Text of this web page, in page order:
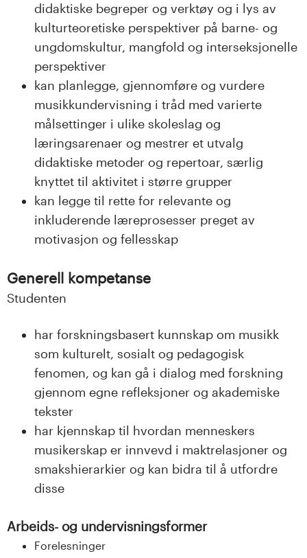
didaktiske begreper og verktøy og i lys av
kulturteoretiske perspektiver på barne- og
ungdomskultur, mangfold og interseksjonelle
perspektiver
kan planlegge, gjennomføre og vurdere
musikkundervisning i tråd med varierte
målsettinger i ulike skoleslag og
læringsarenaer og mestrer et utvalg
didaktiske metoder og repertoar, særlig
knyttet til aktivitet i større grupper
kan legge til rette for relevante og
inkluderende læreprosesser preget av
motivasjon og fellesskap
Generell kompetanse
Studenten
har forskningsbasert kunnskap om musikk
som kulturelt, sosialt og pedagogisk
fenomen, og kan gå i dialog med forskning
gjennom egne refleksjoner og akademiske
tekster
har kjennskap til hvordan menneskers
musikerskap er innvevd i maktrelasjoner og
smakshierarkier og kan bidra til å utfordre
disse
Arbeids- og undervisningsformer
Forelesninger